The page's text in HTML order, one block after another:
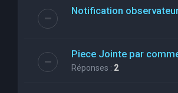
Notification
Piece Jointe par
Réponses : 2